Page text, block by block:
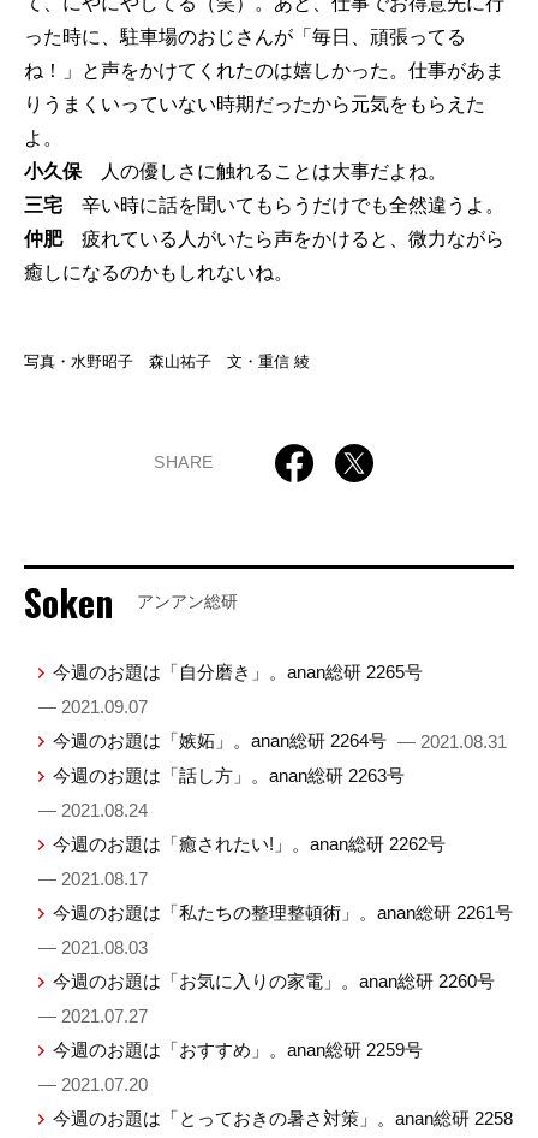
った時に、駐車場のおじさんが「毎日、頑張ってる
ね！」と声をかけてくれたのは嬉しかった。仕事があま
りうまくいっていない時期だったから元気をもらえた
よ。
小久保 人の優しさに触れることは大事だよね。
三宅 辛い時に話を聞いてもらうだけでも全然違うよ。
仲肥疲れている人がいたら声をかけると、微力ながら
癒しになるのかもしれないね。
写真・水野昭子 森山祐子 文・重信 綾
SHARE
Soken アンアン総研
今週のお題は「自分磨き」。anan総研 2265号
— 2021.09.07
今週のお題は「嫉妬」。anan総研 2264号 — 2021.08.31
今週のお題は「話し方」。anan総研 2263号
— 2021.08.24
今週のお題は「癒されたい!」。anan総研 2262号
— 2021.08.17
今週のお題は「私たちの整理整頓術」。anan総研 2261号
— 2021.08.03
今週のお題は「お気に入りの家電」。anan総研 2260号
— 2021.07.27
今週のお題は「おすすめ」。anan総研 2259号
— 2021.07.20
今週のお題は「とっておきの暑さ対策」。anan総研 2258